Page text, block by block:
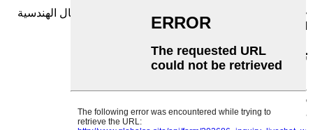
• فعال على الأعمدة غير المنشورية بما في ذلك الأشكال الهندسية
تطبيق براغي التثبيت
قم بتثبيت موضع التروس والبكرات والأعمدة.
محاذاة وتثبيت الوصلات.